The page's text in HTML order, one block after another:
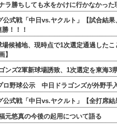
ラ勝ちしても水をかけに行かなかった
式戦「中日vs.ヤクルト」【試合結
！！！
候補地、現時点で1次選定通過した
】
ンズ2軍新球場誘致、1次選定を東海3
ロ野球公示 中日ドラゴンズが外野手
式戦「中日vs.ヤクルト」【全打席
元悠真の今後の起用について語る